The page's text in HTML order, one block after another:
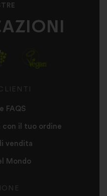
FAQS
con il tuo ordine
vendita
Mondo